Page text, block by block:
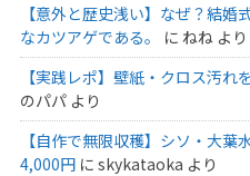
【意外と歴史浅い】なぜ？結
なカツアゲである。
に ねねより
【実践レポ】壁紙・クロス汚れ
のパパより
【自作で無限収穫】シソ・大
4,000円に skykataoka より